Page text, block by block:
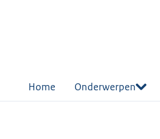
Home Onderwerpen